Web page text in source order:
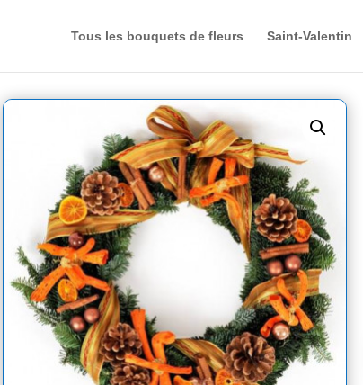
Tous les bouquets de fleurs Saint-Valentin